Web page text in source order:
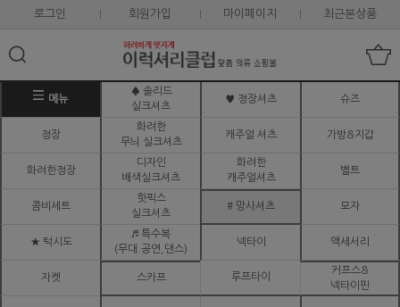
로그인 회원가입 마이페이지 최근본상품
메뉴
♠ 솔리드
실크셔츠
♥ 정장셔츠 슈즈
정장
화려한
무늬 실크셔츠
캐주얼 셔츠 가방&지갑
화려한정장
디자인
배색실크셔츠
화려한
캐주얼셔츠
벨트
콤비세트
핫픽스
실크셔츠
# 망사셔츠 모자
★ 턱시도
♬ 특수복
(무대.공연,댄스)
넥타이 액세서리
자켓 스카프 루프타이
커프스&
넥타이핀